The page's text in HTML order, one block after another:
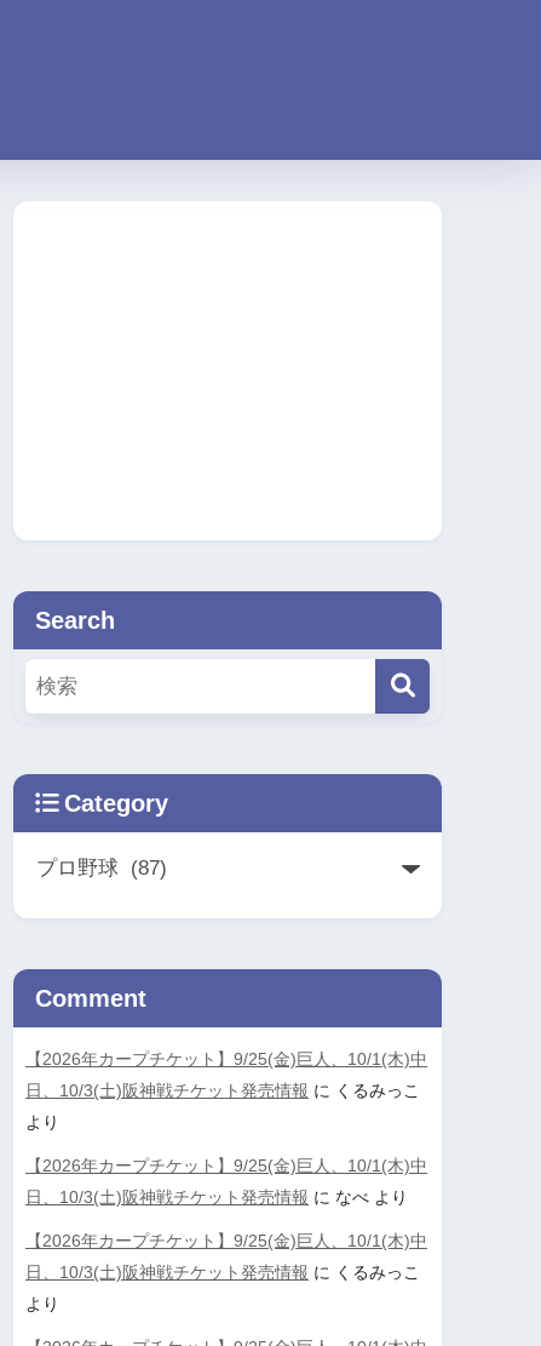
Search
Category
Comment
【2026年カープチケット】9/25(金)巨人、10/1(木)中
日、10/3(土)阪神戦チケット発売情報 に くるみっこ
より
【2026年カープチケット】9/25(金)巨人、10/1(木)中
日、10/3(土)阪神戦チケット発売情報 に なべ より
【2026年カープチケット】9/25(金)巨人、10/1(木)中
日、10/3(土)阪神戦チケット発売情報 に くるみっこ
より